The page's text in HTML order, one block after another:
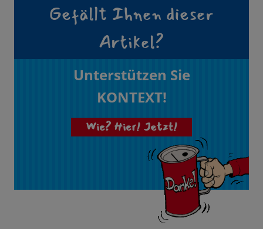
Gefällt Ihnen dieser
Artikel?
Unterstützen Sie
KONTEXT!
Wie? Hier! Jetzt!